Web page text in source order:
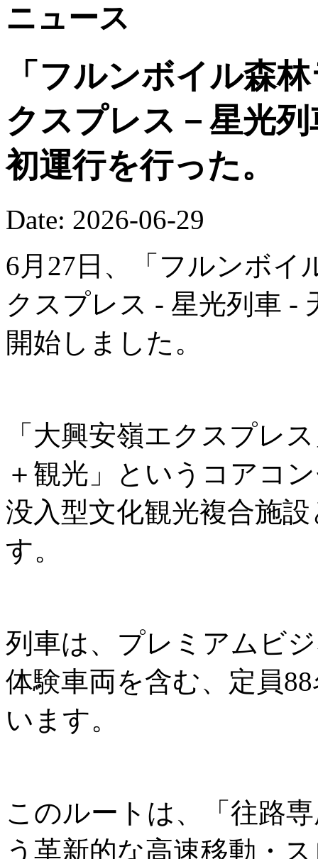
ニュース
「フルンボイル森
クスプレス－星光
初運行を行った。
Date: 2026-06-29
6月27日、「フルンボイ
クスプレス - 星光列車 -
開始しました。
「大興安嶺エクスプレ
＋観光」というコアコ
没入型文化観光複合施
す。
列車は、プレミアムビ
体験車両を含む、定員
います。
このルートは、「往路
う革新的な高速移動・